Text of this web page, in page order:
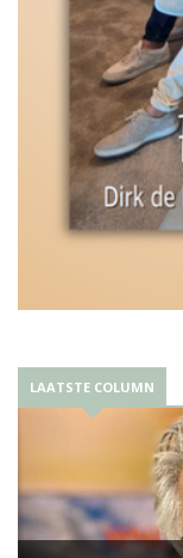
LAATSTE COLUMN